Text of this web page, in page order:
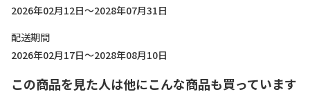
2026年02月12日～2028年07月31日
配送期間
2026年02月17日～2028年08月10日
この商品を見た人は他にこんな商品も買っています